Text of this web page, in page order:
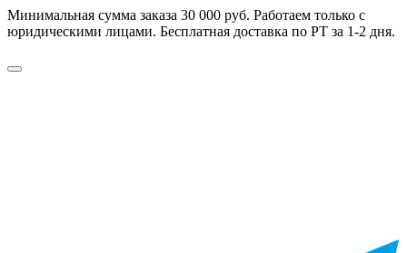
Минимальная сумма заказа 30 000 руб. Работаем только с
юридическими лицами. Бесплатная доставка по РТ за 1-2 дня.